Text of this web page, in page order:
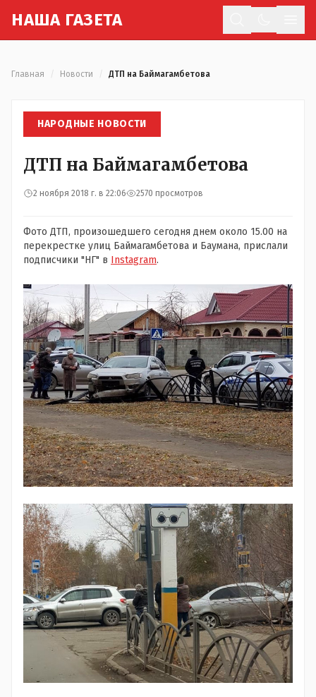
НАША ГАЗЕТА
Главная Новости ДТП на Баймагамбетова
НАРОДНЫЕ НОВОСТИ
ДТП на Баймагамбетова
2 ноября 2018 г. в 22:06 2570 просмотров
Фото ДТП, произошедшего сегодня днем около 15.00 на
перекрестке улиц Баймагамбетова и Баумана, прислали
подписчики "НГ" в Instagram.